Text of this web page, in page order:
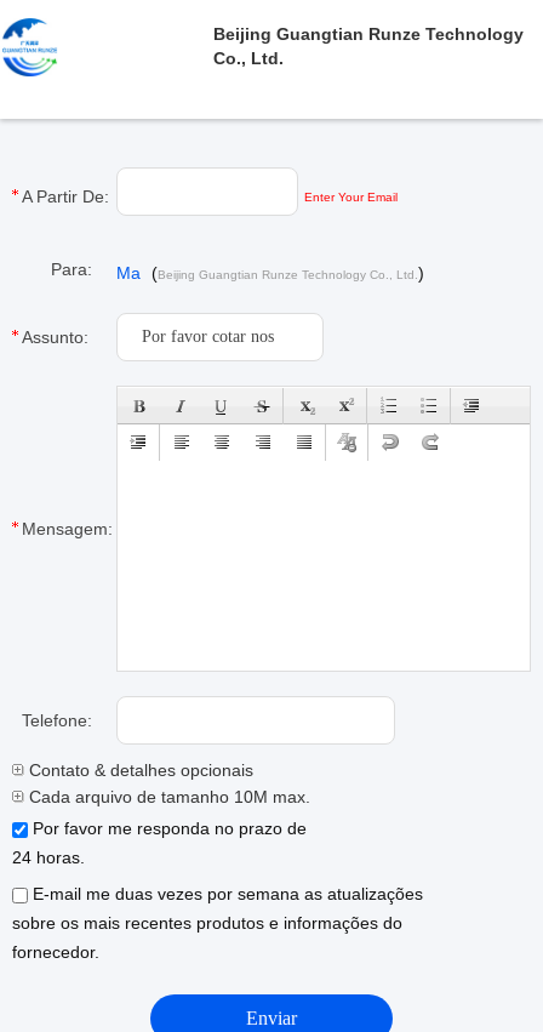
Beijing Guangtian Runze Technology
Co., Ltd.
A Partir De: Enter Your Email
Para: Ma (Beijing Guangtian Runze Technology Co., Ltd. )
Assunto:
Mensagem:
Telefone:
Contato & detalhes opcionais
Cada arquivo de tamanho 10M max.
Por favor me responda no prazo de
24 horas.
E-mail me duas vezes por semana as atualizações
sobre os mais recentes produtos e informações do
fornecedor.